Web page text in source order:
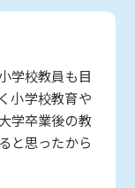
学校教員も目
小学校教育や
学卒業後の教
と思ったから